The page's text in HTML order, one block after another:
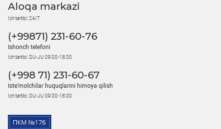
Aloqa markazi
Ish tartibi: 24/7
(+99871) 231-60-76
Ishonch telefoni
Ish tartibi: DU-JU 09:00-18:00
(+998 71) 231-60-67
Iste'molchilar huquqlarini himoya qilish
Ish tartibi: DU-JU 09:00-18:00